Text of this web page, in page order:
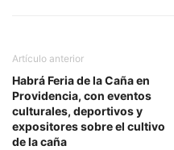
Artículo anterior
Habrá Feria de la Caña en
Providencia, con eventos
culturales, deportivos y
expositores sobre el cultivo
de la caña